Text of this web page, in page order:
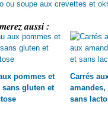
aussi :
pommes et
gluten et
Carrés
sans